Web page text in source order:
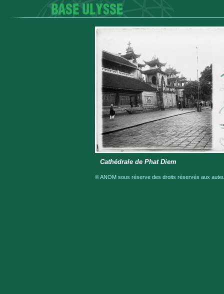
Cathédrale de Phat Diem
© ANOM sous réserve des droits réservés aux